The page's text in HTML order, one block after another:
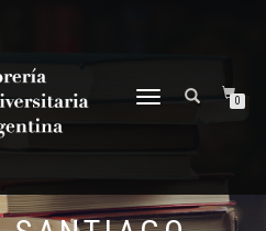
NAVEGACIÓN
0